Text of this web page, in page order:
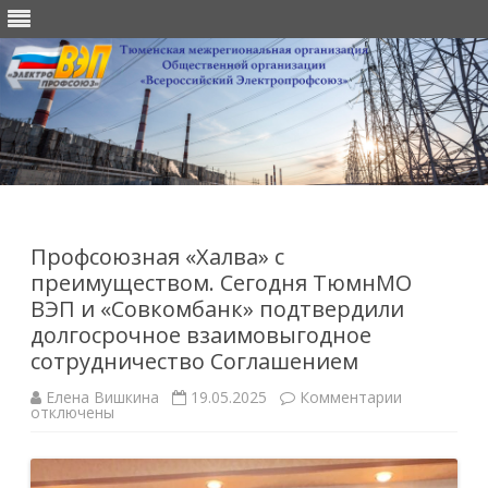
Профсоюзная «Халва» с
преимуществом. Сегодня ТюмнМО
ВЭП и «Совкомбанк» подтвердили
долгосрочное взаимовыгодное
сотрудничество Соглашением
Елена Вишкина 19.05.2025 Комментарии
с
отключены